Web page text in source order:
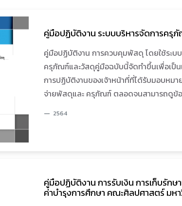
คู่มือปฏิบัติงาน ระบบบริหารจัดการครุ
คู่มือปฏิบัติงาน การควบคุมพัสดุ โดยใช้ระบ
ครุภัณฑ์และวัสดุคู่มือฉบับนี้จัดทําขึ้นเพื่อเป็น
การปฏิบัติงานของเจ้าหน้าที่ที่ได้รับมอบหม
จ่ายพัสดุและ ครุภัณฑ์ ตลอดจนสามารถดู
2564
คู่มือปฏิบัติงาน การรับเงิน การเก็บรักษ
ค่าบำรุงการศึกษา คณะศิลปศาสตร์ มห